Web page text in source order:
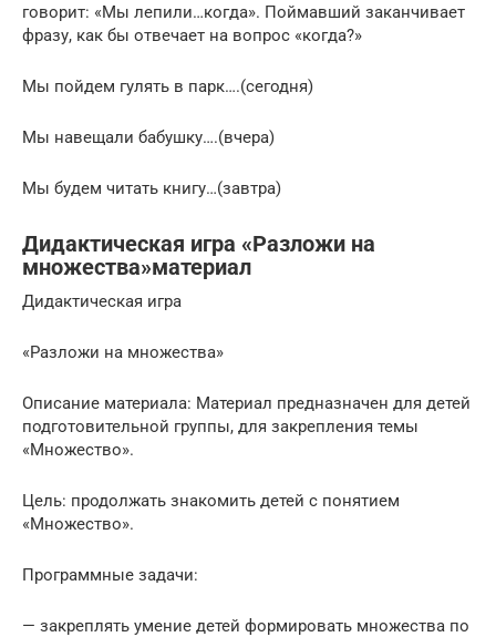
говорит: «Мы лепили…когда». Поймавший заканчивает
фразу, как бы отвечает на вопрос «когда?»
Мы пойдем гулять в парк….(сегодня)
Мы навещали бабушку….(вчера)
Мы будем читать книгу…(завтра)
Дидактическая игра «Разложи на
множества»материал
Дидактическая игра
«Разложи на множества»
Описание материала: Материал предназначен для детей
подготовительной группы, для закрепления темы
«Множество».
Цель: продолжать знакомить детей с понятием
«Множество».
Программные задачи:
— закреплять умение детей формировать множества по